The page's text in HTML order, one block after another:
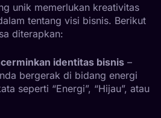
unik memerlukan kreativitas
tentang visi bisnis. Berikut
diterapkan:
identitas bisnis –
bergerak di bidang energi
seperti “Energi”, “Hijau”, atau